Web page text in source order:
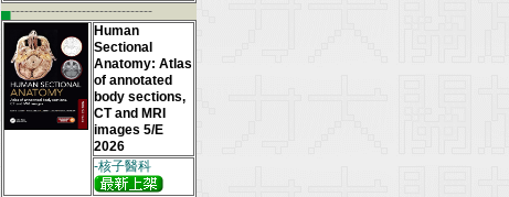
▄--------------------------------
Human
Sectional
Anatomy: Atlas
of annotated
body sections,
CT and MRI
images 5/E
2026
-核子醫科